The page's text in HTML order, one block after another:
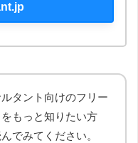
タント向けのフリー
もっと知りたい方
でみてください。